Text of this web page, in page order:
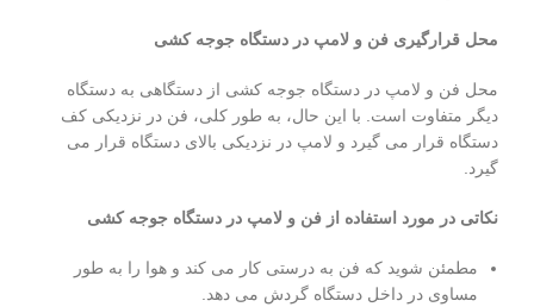
محل قرارگیری فن و لامپ در دستگاه جوجه کشی
محل فن و لامپ در دستگاه جوجه کشی از دستگاهی به دستگاه
دیگر متفاوت است. با این حال، به طور کلی، فن در نزدیکی کف
دستگاه قرار می گیرد و لامپ در نزدیکی بالای دستگاه قرار می
گیرد.
نکاتی در مورد استفاده از فن و لامپ در دستگاه جوجه کشی
مطمئن شوید که فن به درستی کار می کند و هوا را به طور
مساوی در داخل دستگاه گردش می دهد.